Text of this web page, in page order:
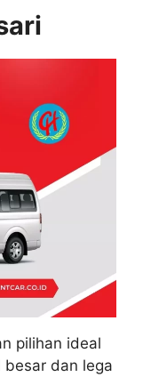
pilihan ideal
besar dan lega